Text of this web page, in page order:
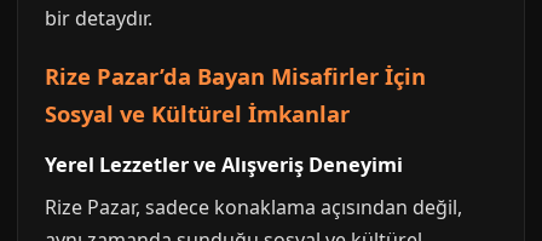
bir detaydır.
Rize Pazar’da Bayan Misafirler İçin
Sosyal ve Kültürel İmkanlar
Yerel Lezzetler ve Alışveriş Deneyimi
Rize Pazar, sadece konaklama açısından değil,